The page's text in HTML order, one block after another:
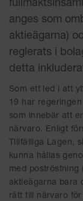
anges som
aktieägarna)
reglerats i
detta
Som ett led i att
19 har
som innebär att
närvaro. Enligt
Tillfälliga Lagen,
kunna hållas
med poströstning
aktieägarna bara
rätt till närvaro